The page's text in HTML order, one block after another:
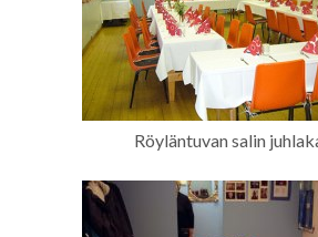
Röyläntuvan salin